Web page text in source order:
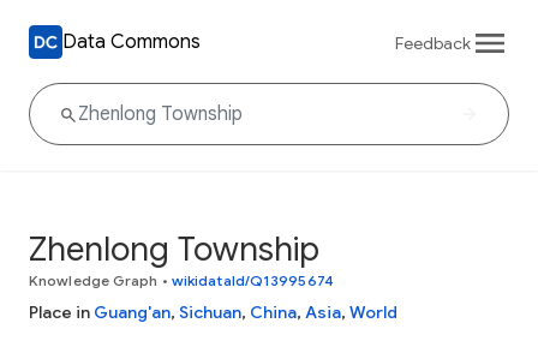
Data Commons Feedback
Zhenlong Township
Knowledge Graph • wikidataId/Q13995674
Place in Guang'an, Sichuan, China, Asia, World